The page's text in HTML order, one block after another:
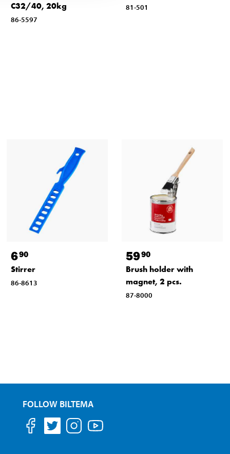
C32/40, 20kg
86-5597
81-501
690
Stirrer
86-8613
5990
Brush holder with
magnet, 2 pcs.
87-8000
FOLLOW BILTEMA